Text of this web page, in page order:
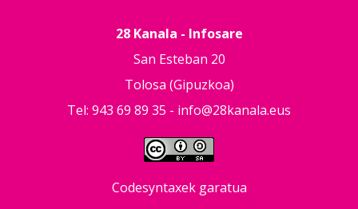
28 Kanala - Infosare
San Esteban 20
Tolosa (Gipuzkoa)
Tel: 943 69 89 35 - info@28kanala.eus
Codesyntaxek garatua